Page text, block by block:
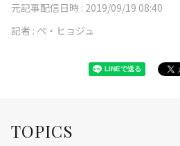
元記事配信日時 : 2019/09/19 08:40
記者 : ペ・ヒョジュ
TOPICS